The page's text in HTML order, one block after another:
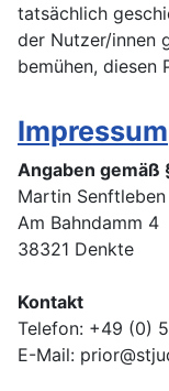
tatsächlich
der Nutzer/innen
bemühen, diesen
Impressum
Angaben gemäß
Martin Senftleben
Am Bahndamm 4
38321 Denkte
Kontakt
Telefon: +49 (0)
E-Mail: